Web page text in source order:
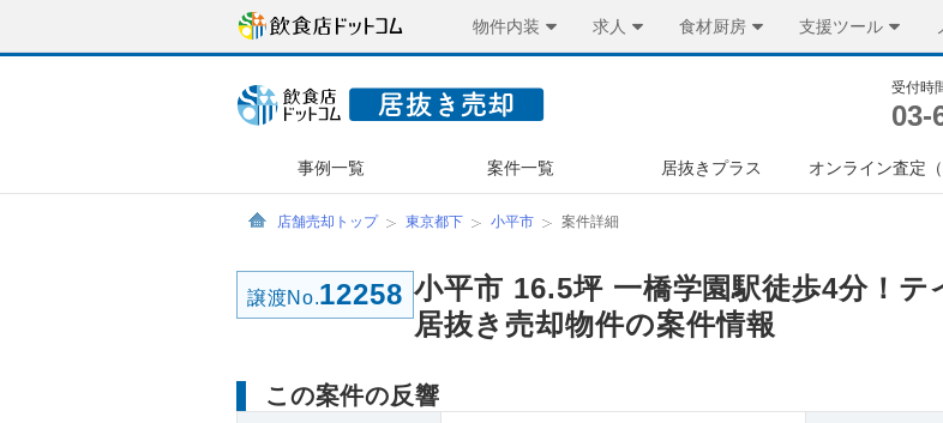
物件内装 求人 食材厨房 支援ツール
受付時
03-
事例一覧 案件一覧 居抜きプラス オンライン査定（
店舗売却トップ 東京都下 小平市 案件詳細
譲渡No.12258 小平市 16.5坪 一橋学園駅徒歩4分！
居抜き売却物件の案件情報
この案件の反響